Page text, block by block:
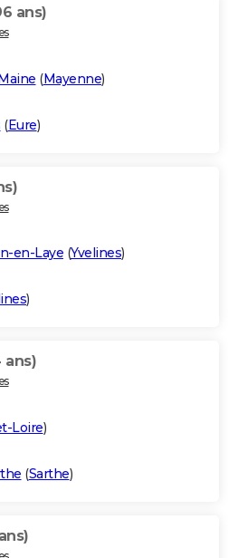
ans)
(Mayenne)
(Eure)
en-Laye (Yvelines)
)
ans)
Loire)
(Sarthe)